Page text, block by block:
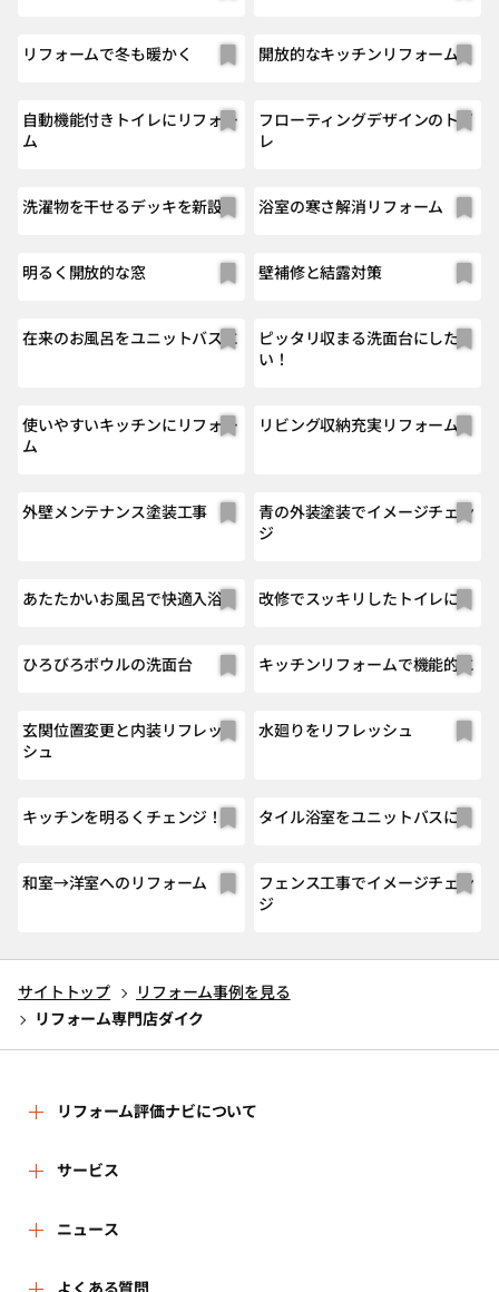
リフォームで冬も暖かく 開放的なキッチンリフォーム
自動機能付きトイレにリフォー
ム
フローティングデザインのトイ
レ
洗濯物を干せるデッキを新設 浴室の寒さ解消リフォーム
明るく開放的な窓 壁補修と結露対策
在来のお風呂をユニットバスに
ピッタリ収まる洗面台にした
い！
使いやすいキッチンにリフォー
ム
リビング収納充実リフォーム
外壁メンテナンス塗装工事
青の外装塗装でイメージチェン
ジ
あたたかいお風呂で快適入浴 改修でスッキリしたトイレに
ひろびろボウルの洗面台 キッチンリフォームで機能的に
玄関位置変更と内装リフレッ
シュ
水廻りをリフレッシュ
キッチンを明るくチェンジ！ タイル浴室をユニットバスに
和室→洋室へのリフォーム
フェンス工事でイメージチェン
ジ
サイトトップ
リフォーム事例を見る
リフォーム専門店ダイク
リフォーム評価ナビについて
リフォーム評価ナビとは
運営体制
サービス
リフォーム会社を探す
ニュース
よくある質問